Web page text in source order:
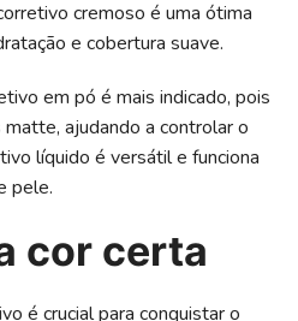
cremoso é uma ótima
e cobertura suave.
em pó é mais indicado, pois
ajudando a controlar o
líquido é versátil e funciona
pele.
cor certa
é crucial para conquistar o